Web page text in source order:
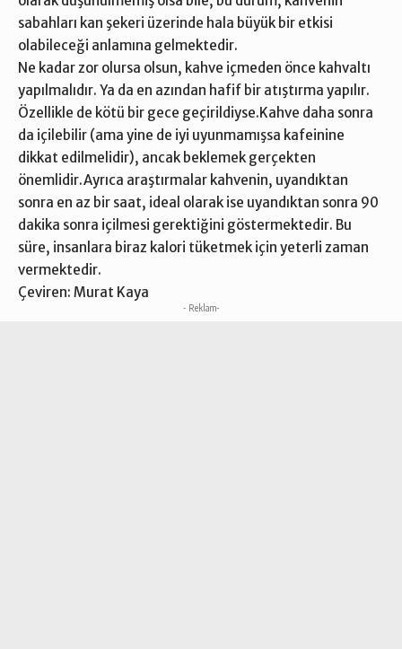
sabahları kan şekeri üzerinde hala büyük bir etkisi
olabileceği anlamına gelmektedir.
Ne kadar zor olursa olsun, kahve içmeden önce kahvaltı
yapılmalıdır. Ya da en azından hafif bir atıştırma yapılır.
Özellikle de kötü bir gece geçirildiyse.Kahve daha sonra
da içilebilir (ama yine de iyi uyunmamışsa kafeinine
dikkat edilmelidir), ancak beklemek gerçekten
önemlidir.Ayrıca araştırmalar kahvenin, uyandıktan
sonra en az bir saat, ideal olarak ise uyandıktan sonra 90
dakika sonra içilmesi gerektiğini göstermektedir. Bu
süre, insanlara biraz kalori tüketmek için yeterli zaman
vermektedir.
Çeviren: Murat Kaya
- Reklam-